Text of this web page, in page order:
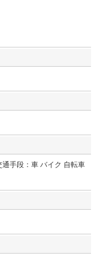
手段：車 バイク 自転車